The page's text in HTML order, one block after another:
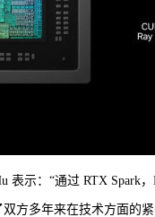
示：“通过 RTX Spark
方多年来在技术方面的